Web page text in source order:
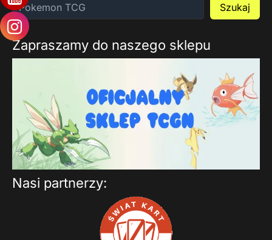
Szukaj
Zapraszamy do naszego sklepu
Nasi partnerzy: